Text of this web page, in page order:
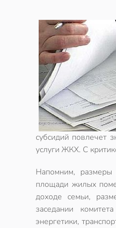
субсидий повлечет
услуги ЖКХ. С
Напомним, размеры
площади жилых
доходе семьи,
заседании
энергетики,